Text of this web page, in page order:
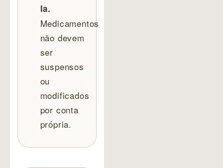
la.
Medicamentos
não devem
ser
suspensos
ou
modificados
por conta
própria.